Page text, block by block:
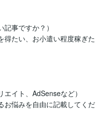
事ですか？）
得たい、お小遣い程度稼ぎた
イト、AdSenseなど）
お悩みを自由に記載してくだ